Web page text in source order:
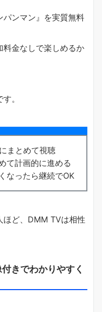
パンマン』を実質無料
料金なしで楽しめるか
。
まとめて視聴
て計画的に進める
なったら継続でOK
ほど、DMM TVは相性
きでわかりやすく